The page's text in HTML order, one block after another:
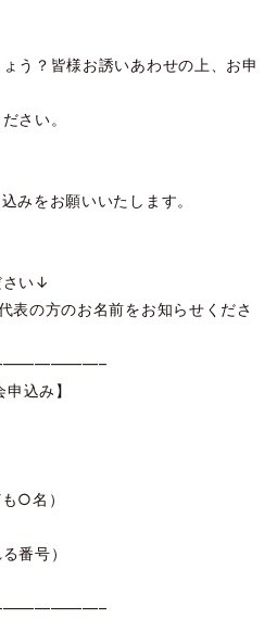
う？皆様お誘いあわせの上、お申
さい。
みをお願いいたします。
さい↓
表の方のお名前をお知らせくださ
込み】
○名）
番号）